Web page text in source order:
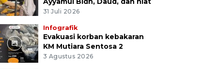
31 Juli 2026
Infografik
Evakuasi korban kebakaran
KM Mutiara Sentosa 2
3 Agustus 2026